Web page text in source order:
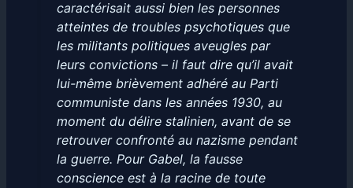
caractérisait aussi bien les personnes
atteintes de troubles psychotiques que
les militants politiques aveugles par
leurs convictions – il faut dire qu’il avait
lui-même brièvement adhéré au Parti
communiste dans les années 1930, au
moment du délire stalinien, avant de se
retrouver confronté au nazisme pendant
la guerre. Pour Gabel, la fausse
conscience est à la racine de toute